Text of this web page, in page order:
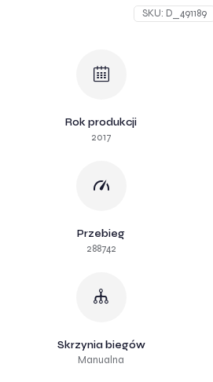
SKU: D_491189
Rok produkcji
2017
Przebieg
288742
Skrzynia biegów
Manualna